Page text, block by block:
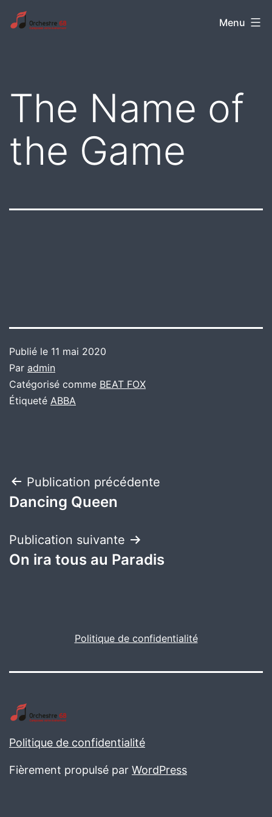
Aller
auOrchestre
Menu
The Name of
the Game
Publié le 11 mai 2020
Par admin
Catégorisé comme BEAT FOX
Étiqueté ABBA
Navigation
de
l’article
Publication précédente
Dancing Queen
Publication suivante
On ira tous au Paradis
Politique de confidentialité
Politique de confidentialité
Fièrement propulsé par WordPress